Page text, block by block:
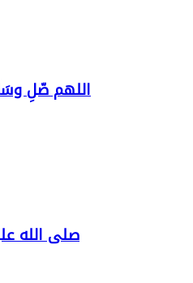
اللهم صّلِ
صلى الله